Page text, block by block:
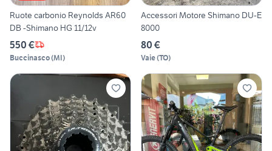
Ruote carbonio Reynolds AR60
DB -Shimano HG 11/12v
550 €
Buccinasco(MI)
Accessori Motore Shimano DU-E
8000
80 €
Vaie(TO)